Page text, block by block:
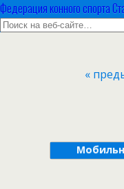
Федерация конного спорта
«